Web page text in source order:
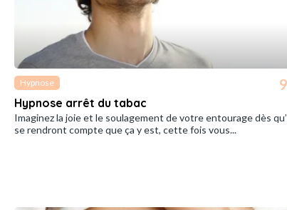
Hypnose
Hypnose arrêt du tabac
Imaginez la joie et le soulagement de votre entourage dès
se rendront compte que ça y est, cette fois vous...